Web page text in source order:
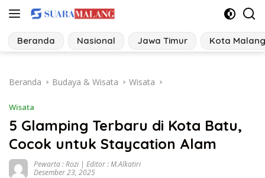
Langsung
konten
Beranda Nasional Jawa Timur Kota Malang
Beranda Budaya & Wisata Wisata
Wisata
5 Glamping Terbaru di Kota Batu,
Cocok untuk Staycation Alam
Pewarta : Rozi | Editor : M.Alkatiri
Desember 23, 2025